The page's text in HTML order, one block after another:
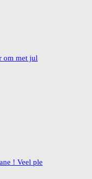
om met jul
! Veel ple